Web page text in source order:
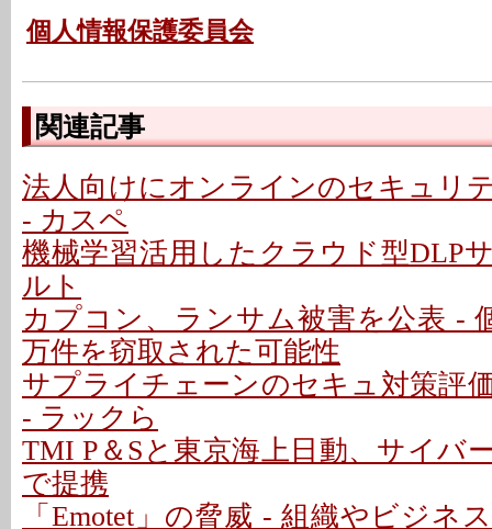
個人情報保護委員会
関連記事
法人向けにオンラインのセキュリ
- カスペ
機械学習活用したクラウド型DLP
ルト
カプコン、ランサム被害を公表 -
万件を窃取された可能性
サプライチェーンのセキュ対策評
- ラックら
TMI P＆Sと東京海上日動、サイバ
で提携
「Emotet」の脅威 - 組織やビジネ